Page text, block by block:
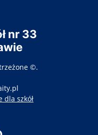
nr 33
©.
dla szkółotwiera się w